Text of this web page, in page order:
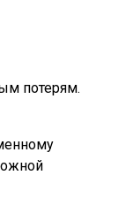
потерям.